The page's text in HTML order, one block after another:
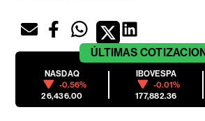
ÚLTIMAS
NASDAQ
-0.56%
26,436.00
IBOVESPA
-0.01%
177,882.36